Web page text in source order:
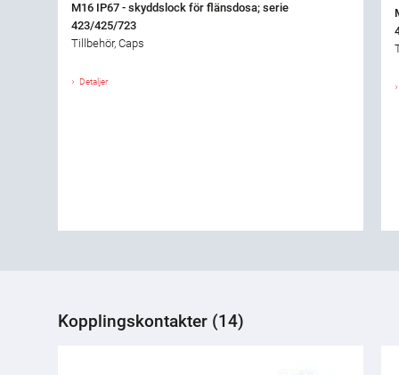
M16 IP67 - skyddslock för flänsdosa; serie
423/425/723
Tillbehör, Caps
Detaljer
Kopplingskontakter (14)